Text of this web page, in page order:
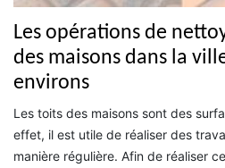
Les opérations de
des maisons dans la
environs
Les toits des maisons sont des
effet, il est utile de réaliser des
manière régulière. Afin de réaliser